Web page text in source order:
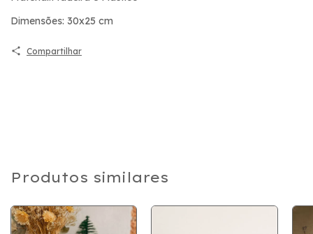
Dimensões: 30x25 cm
Compartilhar
Produtos similares